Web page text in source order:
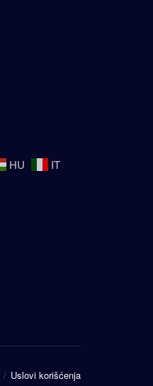
HU
IT
Uslovi korišćenja